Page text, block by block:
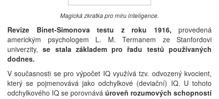
Magická zkratka pro míru inteligence.
Revize Binet-Simonova testu z roku 1916, provedená
americkým psychologem L. M. Termanem ze Stanfordovi
univerzity, se stala základem pro řadu testů používaných
dodnes.
V současnosti se pro výpočet IQ využívá tzv. odvozený kvocient,
který se pojmenovává jako odchylkové (deviační) IQ. U tohoto
odchylkového IQ se porovnává úroveň rozumových schopností